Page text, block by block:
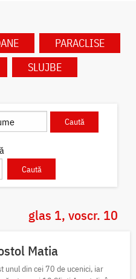
PARACLISE
SLUJBE
glas 1, voscr. 10
Matia
unul din cei 70 de ucenici, iar